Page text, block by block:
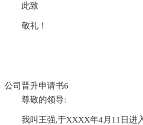
此致
敬礼！
公司晋升申请书6
尊敬的领导:
我叫王强,于XXXX年4月11日进